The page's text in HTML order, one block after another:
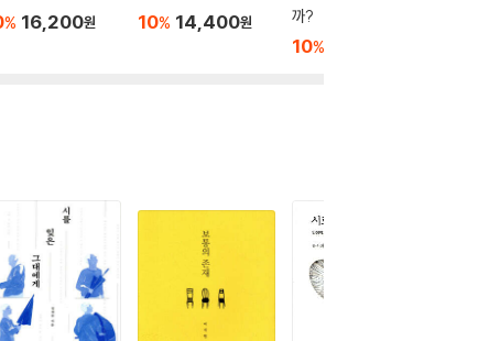
% 16,200원 10% 14,400원
까?
10%